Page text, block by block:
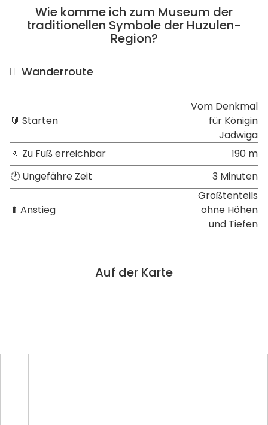
Wie komme ich zum Museum der
traditionellen Symbole der Huzulen-
Region?
Wanderroute
🔰 Starten
Vom Denkmal
für Königin
Jadwiga
🚶 Zu Fuß erreichbar
190 m
🕐 Ungefähre Zeit
3 Minuten
⬆ Anstieg
Größtenteils
ohne Höhen
und Tiefen
Auf der Karte